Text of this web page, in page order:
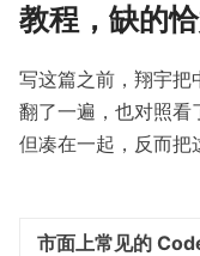
教程，缺的
写这篇之前，翔宇
翻了一遍，也对照看
但凑在一起，反而把
市面上常见的